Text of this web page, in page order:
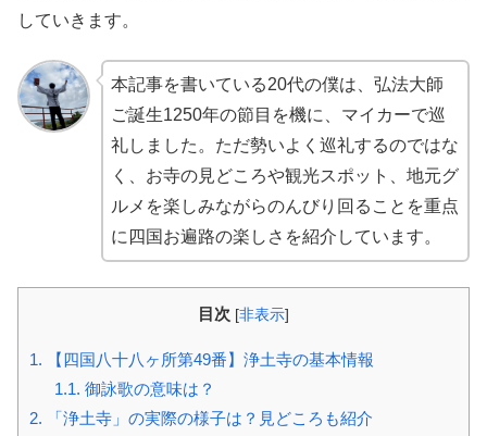
していきます。
本記事を書いている20代の僕は、弘法大師
ご誕生1250年の節目を機に、マイカーで巡
礼しました。ただ勢いよく巡礼するのではな
く、お寺の見どころや観光スポット、地元グ
ルメを楽しみながらのんびり回ることを重点
に四国お遍路の楽しさを紹介しています。
目次 [非表示]
1. 【四国八十八ヶ所第49番】浄土寺の基本情報
1.1. 御詠歌の意味は？
2. 「浄土寺」の実際の様子は？見どころも紹介